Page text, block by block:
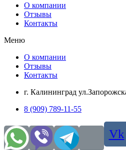
О компании
Отзывы
Контакты
Меню
О компании
Отзывы
Контакты
г. Калининград
8 (909) 789-11-55
Vk